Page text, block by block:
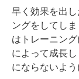
早く効果を出
ングをしてし
はトレーニン
によって成長
にならないよ